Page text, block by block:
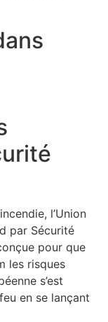
l’Union
par Sécurité
pour que
les risques
s’est
en se lançant